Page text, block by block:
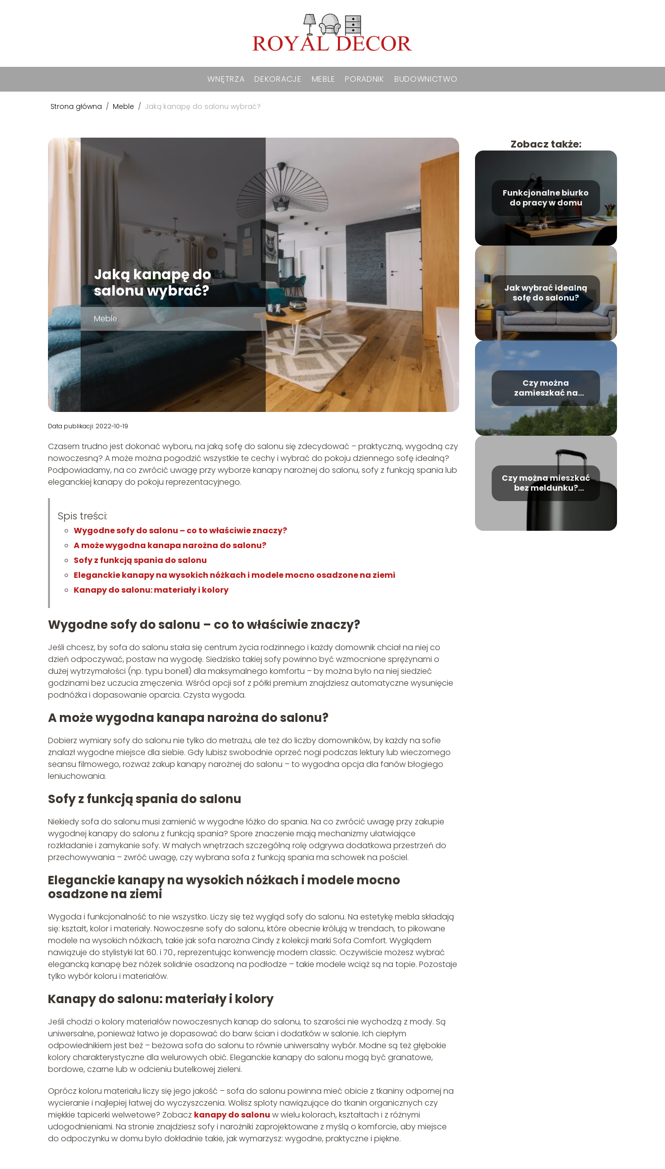
WNĘTRZA DEKORACJE MEBLE PORADNIK BUDOWNICTWO
Strona główna / Meble / Jaką kanapę do salonu wybrać?
Jaką kanapę do
salonu wybrać?
Meble
Data publikacji: 2022-10-19
Czasem trudno jest dokonać wyboru, na jaką sofę do salonu się zdecydować – praktyczną, wygodną czy
nowoczesną? A może można pogodzić wszystkie te cechy i wybrać do pokoju dziennego sofę idealną?
Podpowiadamy, na co zwrócić uwagę przy wyborze kanapy narożnej do salonu, sofy z funkcją spania lub
eleganckiej kanapy do pokoju reprezentacyjnego.
Spis treści:
Wygodne sofy do salonu – co to właściwie znaczy?
A może wygodna kanapa narożna do salonu?
Sofy z funkcją spania do salonu
Eleganckie kanapy na wysokich nóżkach i modele mocno osadzone na ziemi
Kanapy do salonu: materiały i kolory
Wygodne sofy do salonu – co to właściwie znaczy?
Jeśli chcesz, by sofa do salonu stała się centrum życia rodzinnego i każdy domownik chciał na niej co
dzień odpoczywać, postaw na wygodę. Siedzisko takiej sofy powinno być wzmocnione sprężynami o
dużej wytrzymałości (np. typu bonell) dla maksymalnego komfortu – by można było na niej siedzieć
godzinami bez uczucia zmęczenia. Wśród opcji sof z półki premium znajdziesz automatyczne wysunięcie
podnóżka i dopasowanie oparcia. Czysta wygoda.
A może wygodna kanapa narożna do salonu?
Dobierz wymiary sofy do salonu nie tylko do metrażu, ale też do liczby domowników, by każdy na sofie
znalazł wygodne miejsce dla siebie. Gdy lubisz swobodnie oprzeć nogi podczas lektury lub wieczornego
seansu filmowego, rozważ zakup kanapy narożnej do salonu – to wygodna opcja dla fanów błogiego
leniuchowania.
Sofy z funkcją spania do salonu
Niekiedy sofa do salonu musi zamienić w wygodne łóżko do spania. Na co zwrócić uwagę przy zakupie
wygodnej kanapy do salonu z funkcją spania? Spore znaczenie mają mechanizmy ułatwiające
rozkładanie i zamykanie sofy. W małych wnętrzach szczególną rolę odgrywa dodatkowa przestrzeń do
przechowywania – zwróć uwagę, czy wybrana sofa z funkcją spania ma schowek na pościel.
Eleganckie kanapy na wysokich nóżkach i modele mocno
osadzone na ziemi
Wygoda i funkcjonalność to nie wszystko. Liczy się też wygląd sofy do salonu. Na estetykę mebla składają
się: kształt, kolor i materiały. Nowoczesne sofy do salonu, które obecnie królują w trendach, to pikowane
modele na wysokich nóżkach, takie jak sofa narożna Cindy z kolekcji marki Sofa Comfort. Wyglądem
nawiązuje do stylistyki lat 60. i 70., reprezentując konwencję modern classic. Oczywiście możesz wybrać
elegancką kanapę bez nóżek solidnie osadzoną na podłodze – takie modele wciąż są na topie. Pozostaje
tylko wybór koloru i materiałów.
Kanapy do salonu: materiały i kolory
Jeśli chodzi o kolory materiałów nowoczesnych kanap do salonu, to szarości nie wychodzą z mody. Są
uniwersalne, ponieważ łatwo je dopasować do barw ścian i dodatków w salonie. Ich ciepłym
odpowiednikiem jest beż – beżowa sofa do salonu to równie uniwersalny wybór. Modne są też głębokie
kolory charakterystyczne dla welurowych obić. Eleganckie kanapy do salonu mogą być granatowe,
bordowe, czarne lub w odcieniu butelkowej zieleni.
Oprócz koloru materiału liczy się jego jakość – sofa do salonu powinna mieć obicie z tkaniny odpornej na
wycieranie i najlepiej łatwej do wyczyszczenia. Wolisz sploty nawiązujące do tkanin organicznych czy
miękkie tapicerki welwetowe? Zobacz kanapy do salonu w wielu kolorach, kształtach i z różnymi
udogodnieniami. Na stronie znajdziesz sofy i narożniki zaprojektowane z myślą o komforcie, aby miejsce
do odpoczynku w domu było dokładnie takie, jak wymarzysz: wygodne, praktyczne i piękne.
Zobacz także:
Funkcjonalne biurko
do pracy w domu
Jak wybrać idealną
sofę do salonu?
Czy można
zamieszkać na
działce rekreacyjnej?
Odpowiedź i porady
Czy można mieszkać
bez meldunku?
Odpowiedź i porady.